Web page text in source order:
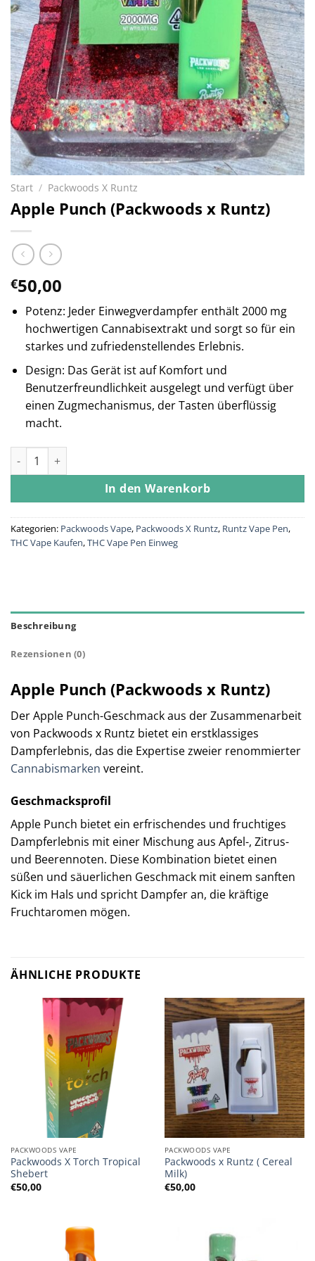
Start / Packwoods X Runtz
Apple Punch (Packwoods x Runtz)
€50,00
Potenz: Jeder Einwegverdampfer enthält 2000 mg
hochwertigen Cannabisextrakt und sorgt so für ein
starkes und zufriedenstellendes Erlebnis.
Design: Das Gerät ist auf Komfort und
Benutzerfreundlichkeit ausgelegt und verfügt über
einen Zugmechanismus, der Tasten überflüssig
macht.
Apple Punch (Packwoods x Runtz) Menge
In den Warenkorb
Kategorien: Packwoods Vape, Packwoods X Runtz, Runtz Vape Pen,
THC Vape Kaufen,THC Vape Pen Einweg
Beschreibung
Rezensionen (0)
Apple Punch (Packwoods x Runtz)
Der Apple Punch-Geschmack aus der Zusammenarbeit
von Packwoods x Runtz bietet ein erstklassiges
Dampferlebnis, das die Expertise zweier renommierter
Cannabismarken vereint.
Geschmacksprofil
Apple Punch bietet ein erfrischendes und fruchtiges
Dampferlebnis mit einer Mischung aus Apfel-, Zitrus-
und Beerennoten. Diese Kombination bietet einen
süßen und säuerlichen Geschmack mit einem sanften
Kick im Hals und spricht Dampfer an, die kräftige
Fruchtaromen mögen.
ÄHNLICHE PRODUKTE
PACKWOODS VAPE
Packwoods X Torch Tropical
Shebert
€50,00
PACKWOODS VAPE
Packwoods x Runtz ( Cereal
Milk)
€50,00